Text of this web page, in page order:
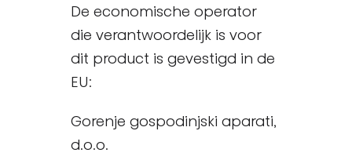
De economische operator
die verantwoordelijk is voor
dit product is gevestigd in de
EU:
Gorenje gospodinjski aparati,
d.o.o.